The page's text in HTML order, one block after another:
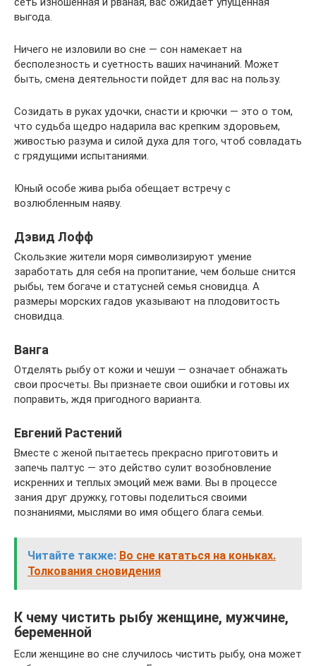
выгода.
Ничего не изловили во сне — сон намекает на
бесполезность и суетность ваших начинаний. Может
быть, смена деятельности пойдет для вас на пользу.
Созидать в руках удочки, снасти и крючки — это о том,
что судьба щедро надарила вас крепким здоровьем,
живостью разума и силой духа для того, чтоб совладать
с грядущими испытаниями.
Юный особе жива рыба обещает встречу с
возлюбленным наяву.
Дэвид Лофф
Скользкие жители моря символизируют умение
заработать для себя на пропитание, чем больше снится
рыбы, тем богаче и статусней семья сновидца. А
размеры морских гадов указывают на плодовитость
сновидца.
Ванга
Отделять рыбу от кожи и чешуи — означает обнажать
свои просчеты. Вы признаете свои ошибки и готовы их
поправить, ждя пригодного варианта.
Евгений Растений
Вместе с женой пытаетесь прекрасно приготовить и
запечь палтус — это действо сулит возобновление
искренних и теплых эмоций меж вами. Вы в процессе
зания друг дружку, готовы поделиться своими
познаниями, мыслями во имя общего блага семьи.
Читайте также: Во сне кататься на коньках.
Толкования сновидения
К чему чистить рыбу женщине, мужчине,
беременной
Если женщине во сне случилось чистить рыбу, она может